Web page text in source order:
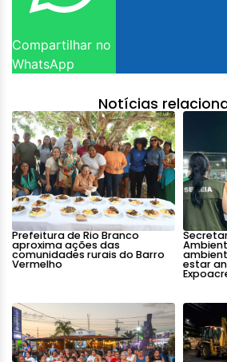
Compartilhar no
WhatsApp
Notícias
Prefeitura de Rio Branco
aproxima ações das
comunidades rurais do Barro
Vermelho estar